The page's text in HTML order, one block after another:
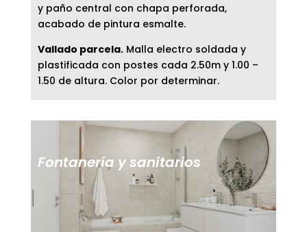
y paño central con chapa perforada,
acabado de pintura esmalte.
Vallado parcela.Malla electro soldada y
plastificada con postes cada 2.50m y 1.00 –
1.50 de altura. Color por determinar.
Fontanería y sanitarios